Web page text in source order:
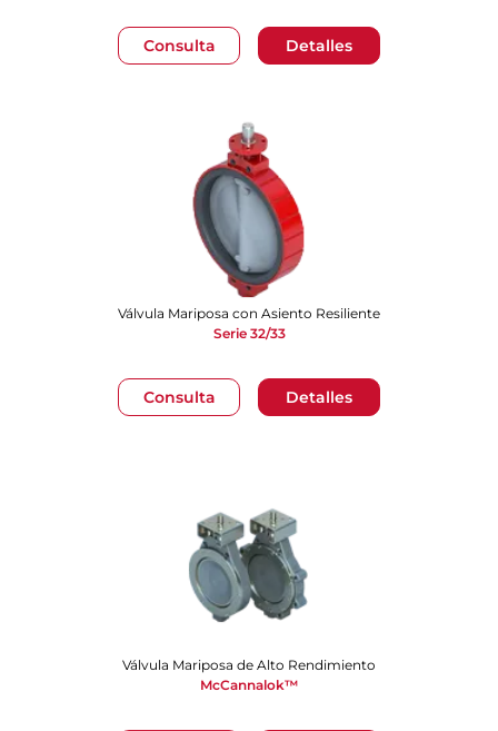
Consulta Detalles
Consulta Detalles
Válvula Mariposa con Asiento Resiliente
Serie 32/33
Válvula Mariposa de Alto Rendimiento
McCannalok™